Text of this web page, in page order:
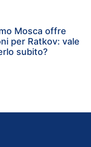
Mosca offre
per Ratkov: vale
subito?